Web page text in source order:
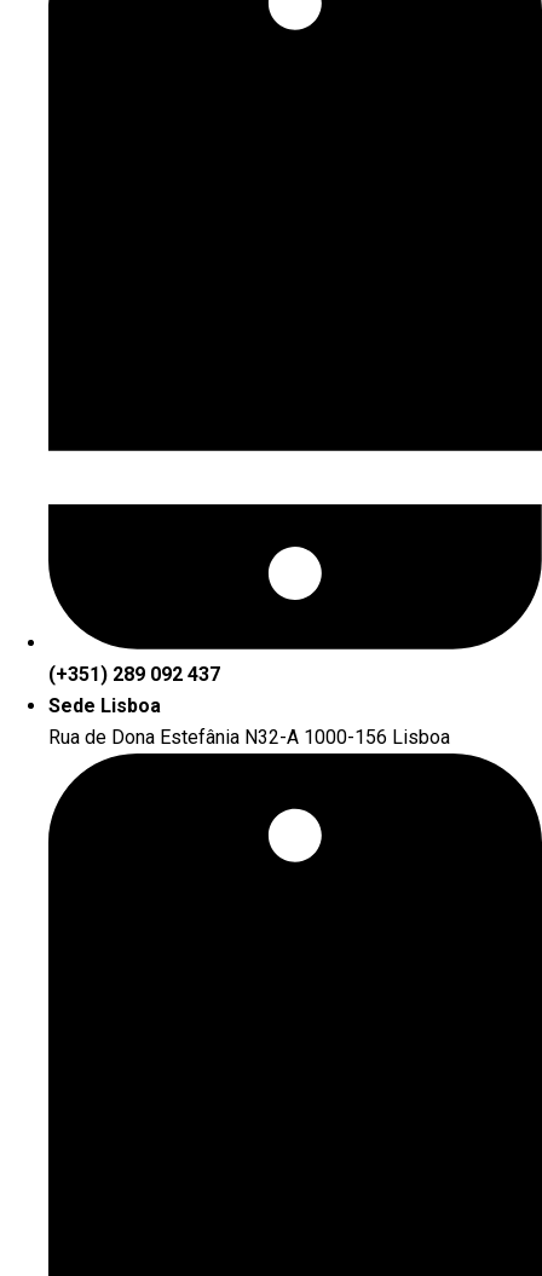
(+351) 289 092 437
Sede Lisboa
Rua de Dona Estefânia N32-A 1000-156 Lisboa